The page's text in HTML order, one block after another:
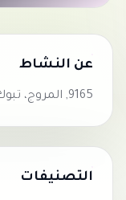
عن النشاط
9165, المروج، تبوك 47312
التصنيفات